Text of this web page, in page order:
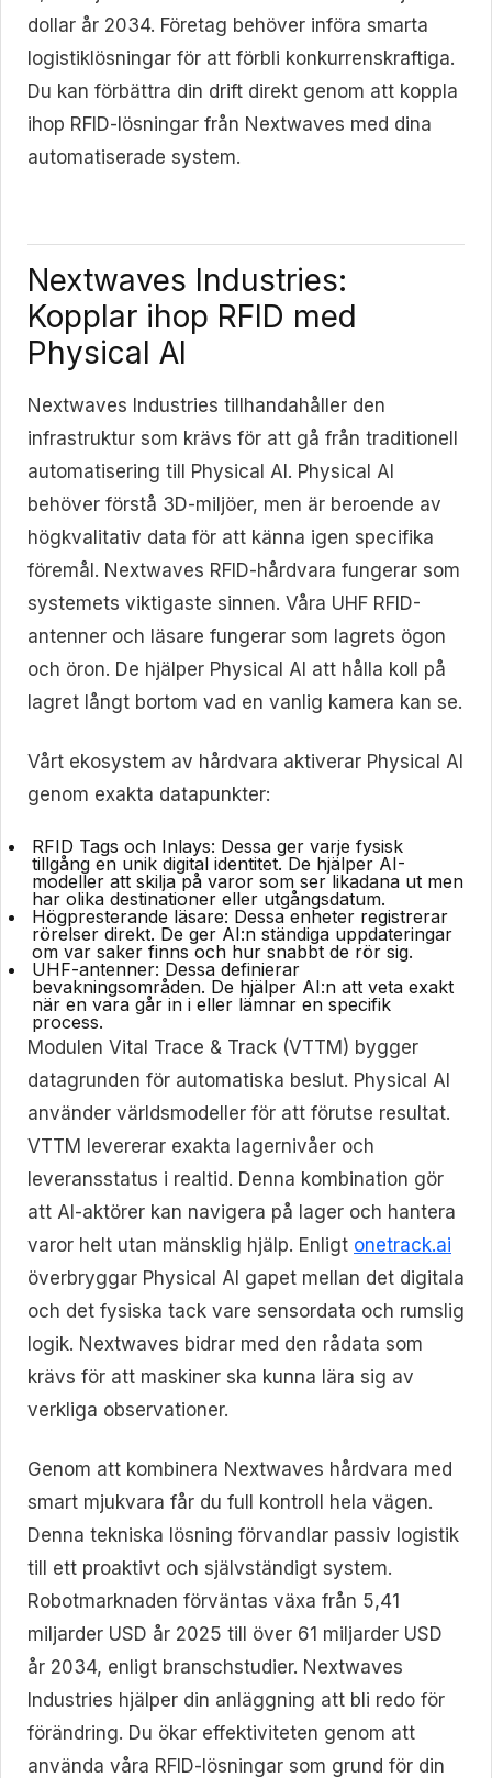
dollar år 2034. Företag behöver införa smarta
logistiklösningar för att förbli konkurrenskraftiga.
Du kan förbättra din drift direkt genom att koppla
ihop RFID-lösningar från Nextwaves med dina
automatiserade system.
Nextwaves Industries:
Kopplar ihop RFID med
Physical AI
Nextwaves Industries tillhandahåller den
infrastruktur som krävs för att gå från traditionell
automatisering till Physical AI. Physical AI
behöver förstå 3D-miljöer, men är beroende av
högkvalitativ data för att känna igen specifika
föremål. Nextwaves RFID-hårdvara fungerar som
systemets viktigaste sinnen. Våra UHF RFID-
antenner och läsare fungerar som lagrets ögon
och öron. De hjälper Physical AI att hålla koll på
lagret långt bortom vad en vanlig kamera kan se.
Vårt ekosystem av hårdvara aktiverar Physical AI
genom exakta datapunkter:
RFID Tags och Inlays: Dessa ger varje fysisk
tillgång en unik digital identitet. De hjälper AI-
modeller att skilja på varor som ser likadana ut men
har olika destinationer eller utgångsdatum.
Högpresterande läsare: Dessa enheter registrerar
rörelser direkt. De ger AI:n ständiga uppdateringar
om var saker finns och hur snabbt de rör sig.
UHF-antenner: Dessa definierar
bevakningsområden. De hjälper AI:n att veta exakt
när en vara går in i eller lämnar en specifik
process.
Modulen Vital Trace & Track (VTTM) bygger
datagrunden för automatiska beslut. Physical AI
använder världsmodeller för att förutse resultat.
VTTM levererar exakta lagernivåer och
leveransstatus i realtid. Denna kombination gör
att AI-aktörer kan navigera på lager och hantera
varor helt utan mänsklig hjälp. Enligt onetrack.ai
överbryggar Physical AI gapet mellan det digitala
och det fysiska tack vare sensordata och rumslig
logik. Nextwaves bidrar med den rådata som
krävs för att maskiner ska kunna lära sig av
verkliga observationer.
Genom att kombinera Nextwaves hårdvara med
smart mjukvara får du full kontroll hela vägen.
Denna tekniska lösning förvandlar passiv logistik
till ett proaktivt och självständigt system.
Robotmarknaden förväntas växa från 5,41
miljarder USD år 2025 till över 61 miljarder USD
år 2034, enligt branschstudier. Nextwaves
Industries hjälper din anläggning att bli redo för
förändring. Du ökar effektiviteten genom att
använda våra RFID-lösningar som grund för din